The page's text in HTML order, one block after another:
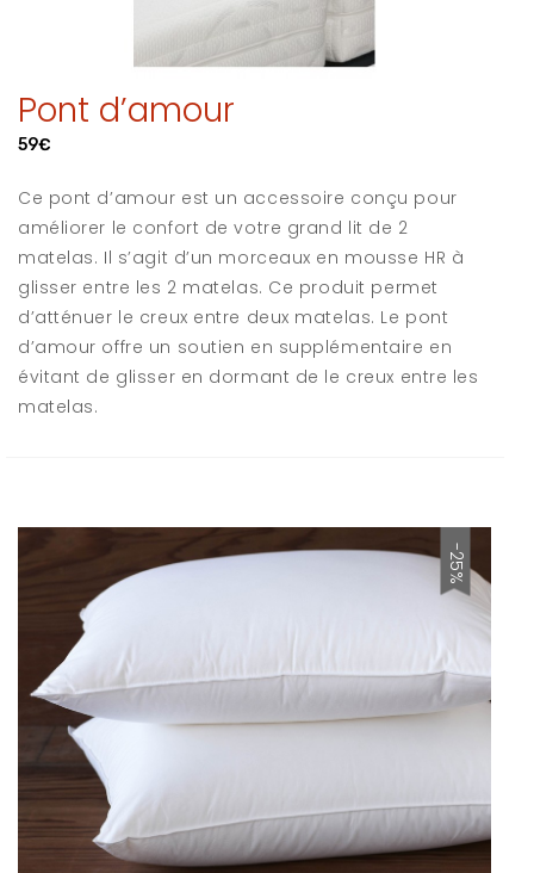
Pont d’amour
59€
Ce pont d’amour est un accessoire conçu pour
améliorer le confort de votre grand lit de 2
matelas. Il s’agit d’un morceaux en mousse HR à
glisser entre les 2 matelas. Ce produit permet
d’atténuer le creux entre deux matelas. Le pont
d’amour offre un soutien en supplémentaire en
évitant de glisser en dormant de le creux entre les
matelas.
-25%